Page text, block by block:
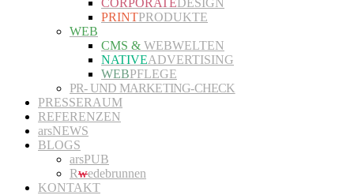
PRINTPRODUKTE
WEB
CMS & WEBWELTEN
NATIVEADVERTISING
WEBPFLEGE
PR- UND MARKETING-CHECK
PRESSERAUM
REFERENZEN
arsNEWS
BLOGS
arsPUB
Rwedebrunnen
KONTAKT